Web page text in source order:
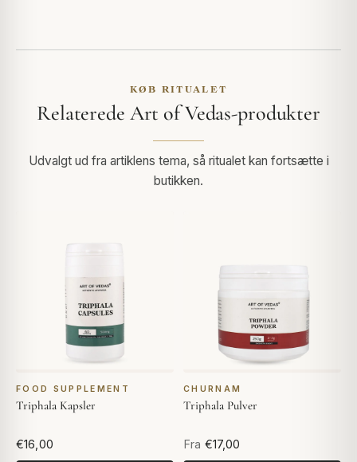
KØB RITUALET
Relaterede Art of Vedas-produkter
Udvalgt ud fra artiklens tema, så ritualet kan fortsætte i
butikken.
FOOD SUPPLEMENT
Triphala Kapsler
€16,00
CHURNAM
Triphala Pulver
Fra €17,00